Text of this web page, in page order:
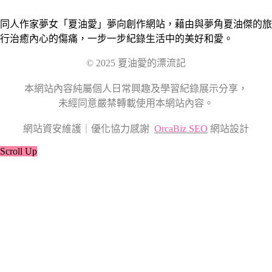
同人作家夢女「夏油愛」夢向創作網站，藉由與夢角夏油傑的旅
行治癒內心的傷痛，一步一步紀錄生活中的美好和愛。
© 2025 夏油愛的漂流記
本網站內容純屬個人日常興趣及學習紀錄展示分享，
未經同意嚴禁轉載使用本網站內容。
網站資安維護｜優化協力感謝 OrcaBiz SEO 網站設計
Scroll Up